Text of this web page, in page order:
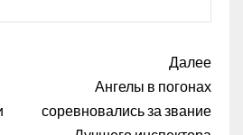
Далее
Ангелы в погонах
соревновались за звание